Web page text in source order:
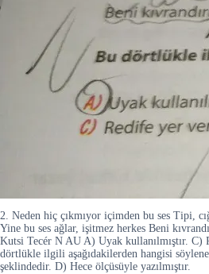
2. Neden hiç çıkmıyor içimden bu ses Tipi,
Yine bu ses ağlar, işitmez herkes Beni
Kutsi Tecér N AU A) Uyak kullanılmıştır.
dörtlükle ilgili aşağıdakilerden hangisi
şeklindedir. D) Hece ölçüsüyle yazılmıştır.